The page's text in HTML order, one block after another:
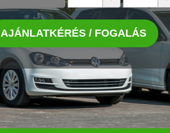
AJÁNLATKÉRÉS / FOGALÁS